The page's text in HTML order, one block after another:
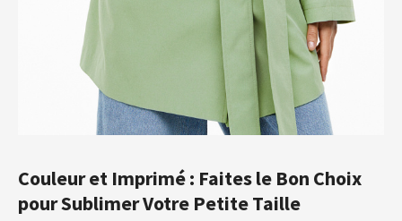
Couleur et Imprimé : Faites le Bon Choix
pour Sublimer Votre Petite Taille